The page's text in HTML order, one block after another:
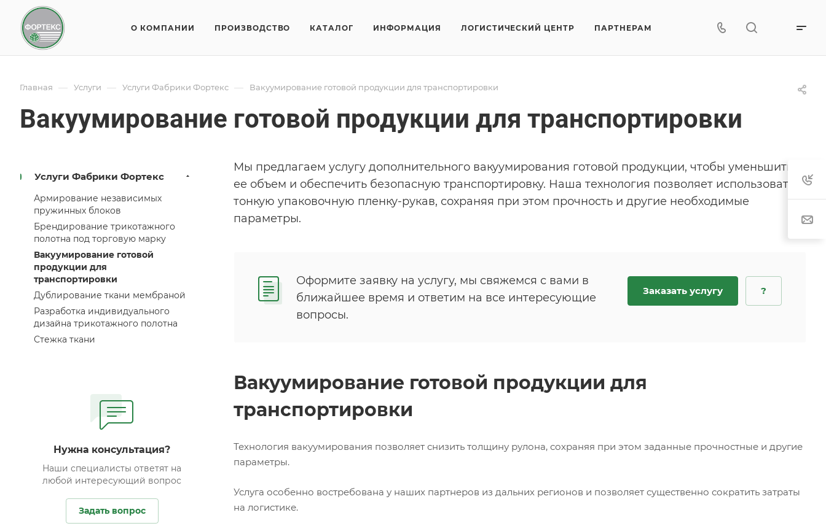
О КОМПАНИИ ПРОИЗВОДСТВО КАТАЛОГ ИНФОРМАЦИЯ ЛОГИСТИЧЕСКИЙ ЦЕНТР ПАРТНЕРАМ
Главная — Услуги — Услуги Фабрики Фортекс — Вакуумирование готовой продукции для транспортировки
Вакуумирование готовой продукции для транспортировки
Мы предлагаем услугу дополнительного вакуумирования готовой продукции, чтобы уменьшить
ее объем и обеспечить безопасную транспортировку. Наша технология позволяет использовать
тонкую упаковочную пленку-рукав, сохраняя при этом прочность и другие необходимые
параметры.
Оформите заявку на услугу, мы свяжемся с вами в
ближайшее время и ответим на все интересующие
вопросы.
Заказать услугу ?
Вакуумирование готовой продукции для
транспортировки
Технология вакуумирования позволяет снизить толщину рулона, сохраняя при этом заданные прочностные и другие
параметры.
Услуга особенно востребована у наших партнеров из дальних регионов и позволяет существенно сократить затраты
на логистике.
Услуги Фабрики Фортекс
Армирование независимых
пружинных блоков
Брендирование трикотажного
полотна под торговую марку
Вакуумирование готовой
продукции для
транспортировки
Дублирование ткани мембраной
Разработка индивидуального
дизайна трикотажного полотна
Стежка ткани
Нужна консультация?
Наши специалисты ответят на
любой интересующий вопрос
Задать вопрос